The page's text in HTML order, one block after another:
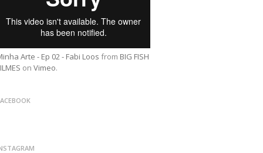
Arte - Ep 02 - Fabi Loos from BIG FISH
on Vimeo.